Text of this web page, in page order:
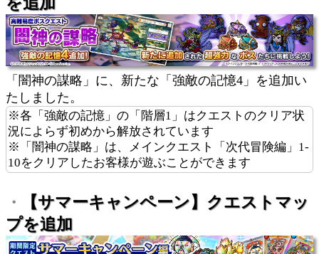
「闇神の謀略」に、新たな「強敵の記憶4」を追加い
たしました。
※各「強敵の記憶」の「階層1」はクエストのクリア状
況によらず初めから解放されています
※「闇神の謀略」は、メインクエスト「次代冒険編」1-
10をクリアしたお客様が遊ぶことができます
・
【サマーキャンペーン】クエストマッ
プを追加